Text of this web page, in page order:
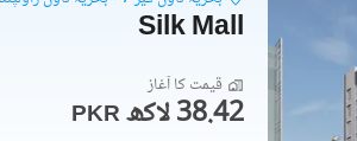
Silk Mall
قیمت کا آغاز
PKR 38.42 لاکھ